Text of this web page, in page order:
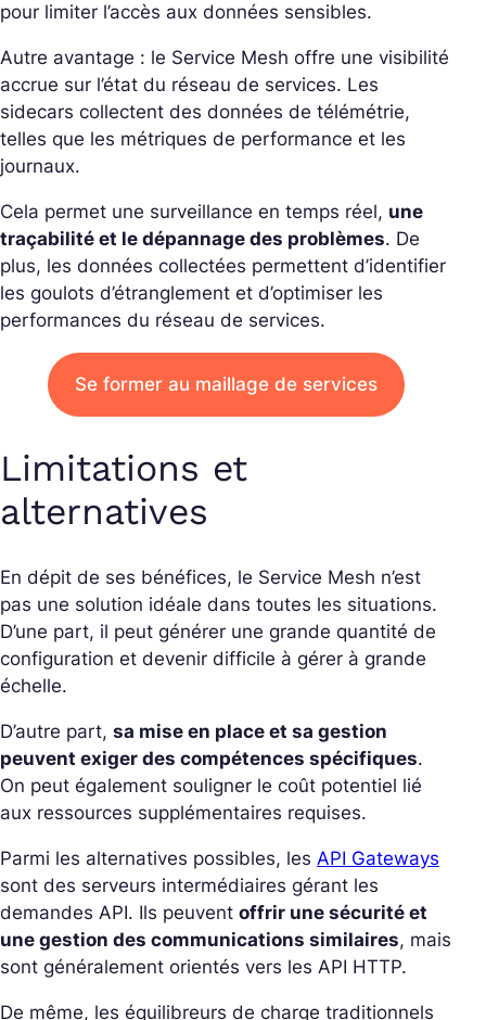
pour limiter l’accès aux données sensibles.
Autre avantage : le Service Mesh offre une visibilité
accrue sur l’état du réseau de services. Les
sidecars collectent des données de télémétrie,
telles que les métriques de performance et les
journaux.
Cela permet une surveillance en temps réel, une
traçabilité et le dépannage des problèmes. De
plus, les données collectées permettent d’identifier
les goulots d’étranglement et d’optimiser les
performances du réseau de services.
Se former au maillage de services
Limitations et
alternatives
En dépit de ses bénéfices, le Service Mesh n’est
pas une solution idéale dans toutes les situations.
D’une part, il peut générer une grande quantité de
configuration et devenir difficile à gérer à grande
échelle.
D’autre part, sa mise en place et sa gestion
peuvent exiger des compétences spécifiques.
On peut également souligner le coût potentiel lié
aux ressources supplémentaires requises.
Parmi les alternatives possibles, les API Gateways
sont des serveurs intermédiaires gérant les
demandes API. Ils peuvent offrir une sécurité et
une gestion des communications similaires, mais
sont généralement orientés vers les API HTTP.
De même, les équilibreurs de charge traditionnels